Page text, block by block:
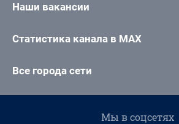
Наши вакансии
Статистика канала в MAX
Все города сети
Мы в соцсетях